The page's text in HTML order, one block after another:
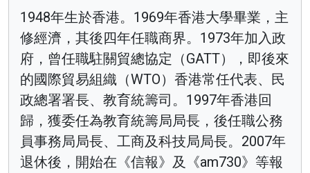
1948年生於香港。1969年香港大學畢業，主
修經濟，其後四年任職商界。1973年加入政
府，曾任職駐關貿總協定（GATT），即後來
的國際貿易組織（WTO）香港常任代表、民
政總署署長、教育統籌司。1997年香港回
歸，獲委任為教育統籌局局長，後任職公務
員事務局局長、工商及科技局局長。2007年
退休後，開始在《信報》及《am730》等報